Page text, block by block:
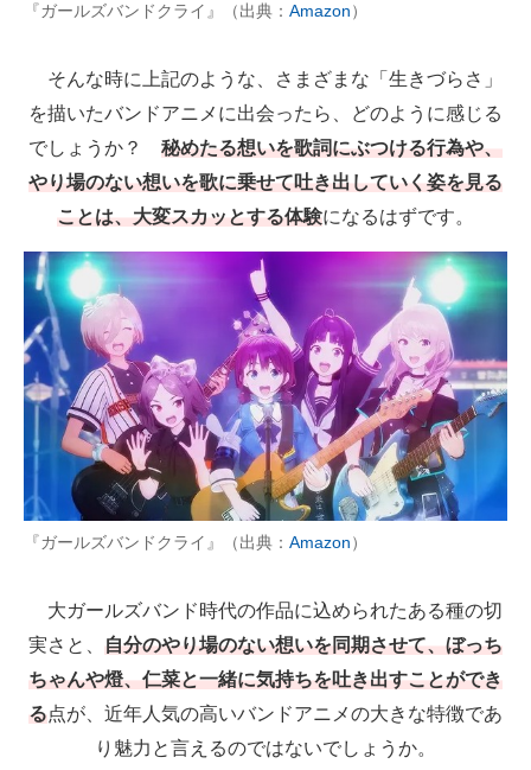
『ガールズバンドクライ』（出典： Amazon）
そんな時に上記のような、さまざまな「生きづらさ」
を描いたバンドアニメに出会ったら、どのように感じる
でしょうか？ 秘めたる想いを歌詞にぶつける行為や、
やり場のない想いを歌に乗せて吐き出していく姿を見る
ことは、大変スカッとする体験になるはずです。
『ガールズバンドクライ』（出典： Amazon）
大ガールズバンド時代の作品に込められたある種の切
実さと、 自分のやり場のない想いを同期させて、ぼっち
ちゃんや燈、仁菜と一緒に気持ちを吐き出すことができ
る点が、近年人気の高いバンドアニメの大きな特徴であ
り魅力と言えるのではないでしょうか。